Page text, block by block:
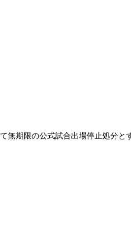
期限の公式試合出場停止処分と